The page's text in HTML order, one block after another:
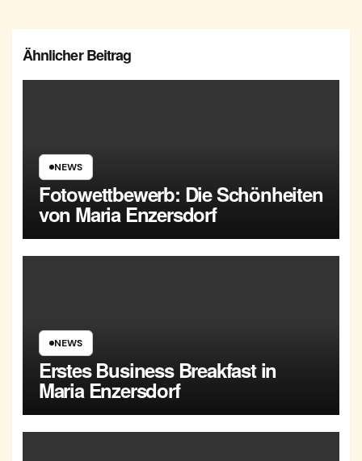
Ähnlicher Beitrag
NEWS
Fotowettbewerb: Die Schönheiten
von Maria Enzersdorf
NEWS
Erstes Business Breakfast in
Maria Enzersdorf